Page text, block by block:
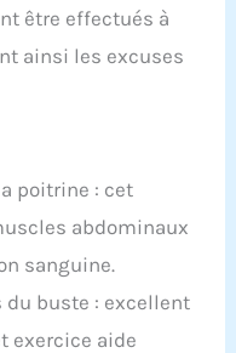
être effectués à
ainsi les excuses
poitrine : cet
abdominaux
sanguine.
du buste : excellent
exercice aide